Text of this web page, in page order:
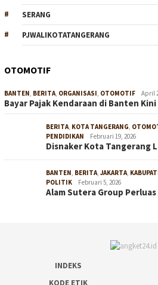
SERANG
PJWALIKOTATANGERANG
OTOMOTIF
BANTEN, BERITA, ORGANISASI, OTOMOTIF April
Bayar Pajak Kendaraan di Banten
BERITA, KOTA TANGERANG,
PENDIDIKAN
Februari 19, 2026
Disnaker Kota Tangerang
BANTEN, BERITA, JAKARTA,
POLITIK
Februari 5, 2026
Alam Sutera Group
INDEKS